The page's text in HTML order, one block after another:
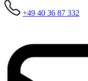
+49 40 36 87 332